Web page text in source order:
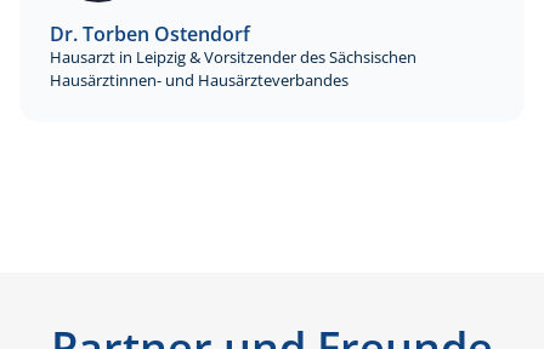
Dr. Torben Ostendorf
Hausarzt in Leipzig & Vorsitzender des Sächsischen
Hausärztinnen- und Hausärzteverbandes